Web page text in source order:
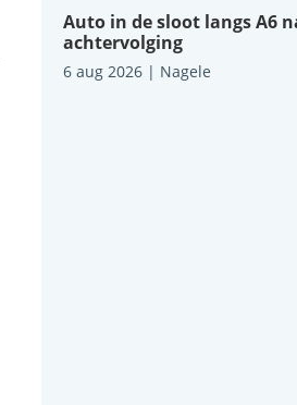
Auto in de sloot langs A6
achtervolging
6 aug 2026| Nagele